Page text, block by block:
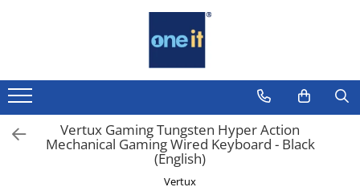
Laptop, Tablete & Telefoane
Laptop / Notebook
Notebook Consumer
Vertux Gaming Tungsten Hyper Action
Mechanical Gaming Wired Keyboard - Black
(English)
Vertux